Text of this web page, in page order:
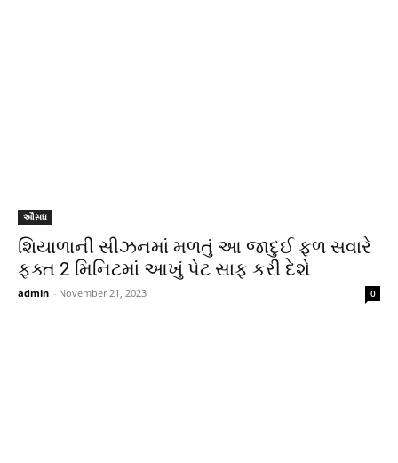
ઔસધ
શિયાળાની સીઝનમાં મળતું આ જાદુઈ ફળ સવારે
ફક્ત 2 મિનિટમાં આખું પેટ સાફ કરી દેશે
admin - November 21, 2023 0